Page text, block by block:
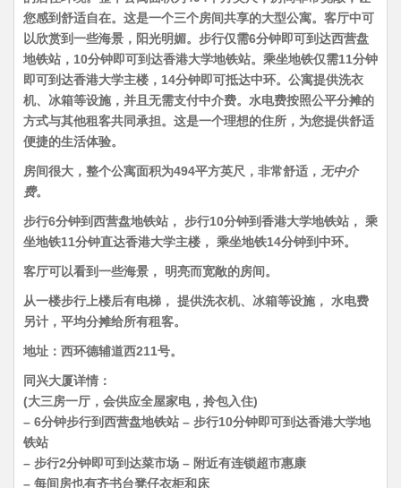
您感到舒适自在。这是一个三个房间共享的大型公寓。客厅中可
以欣赏到一些海景，阳光明媚。步行仅需6分钟即可到达西营盘
地铁站，10分钟即可到达香港大学地铁站。乘坐地铁仅需11分钟
即可到达香港大学主楼，14分钟即可抵达中环。公寓提供洗衣
机、冰箱等设施，并且无需支付中介费。水电费按照公平分摊的
方式与其他租客共同承担。这是一个理想的住所，为您提供舒适
便捷的生活体验。
房间很大，整个公寓面积为494平方英尺，非常舒适， 无中介
费。
步行6分钟到西营盘地铁站， 步行10分钟到香港大学地铁站， 乘
坐地铁11分钟直达香港大学主楼， 乘坐地铁14分钟到中环。
客厅可以看到一些海景， 明亮而宽敞的房间。
从一楼步行上楼后有电梯， 提供洗衣机、冰箱等设施， 水电费
另计，平均分摊给所有租客。
地址：西环德辅道西211号。
同兴大厦详情：
(大三房一厅，会供应全屋家电，拎包入住)
– 6分钟步行到西营盘地铁站 – 步行10分钟即可到达香港大学地
铁站
– 步行2分钟即可到达菜市场 – 附近有连锁超市惠康
– 每间房也有齐书台凳仔衣柜和床